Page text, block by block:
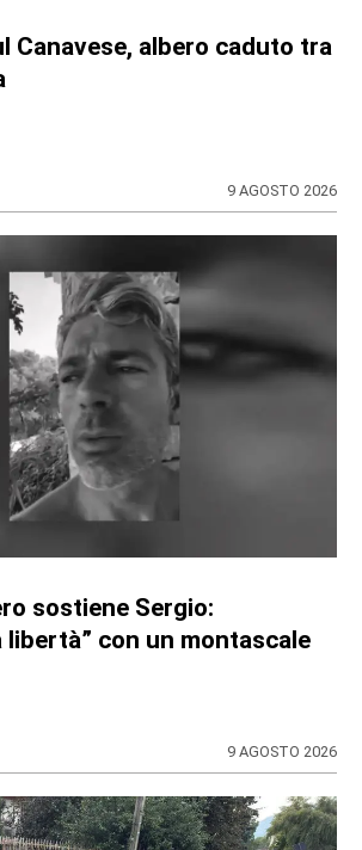
Canavese, albero caduto tra
9 AGOSTO 2026
sostiene Sergio:
libertà” con un montascale
9 AGOSTO 2026